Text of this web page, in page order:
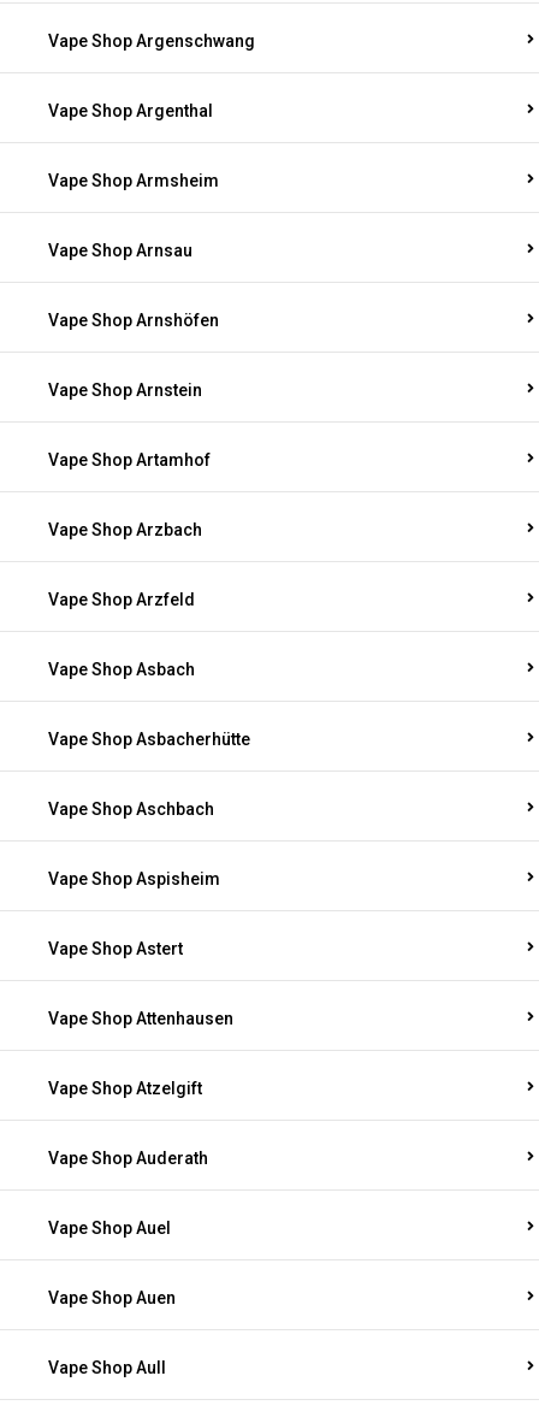
Vape Shop Argenschwang
Vape Shop Argenthal
Vape Shop Armsheim
Vape Shop Arnsau
Vape Shop Arnshöfen
Vape Shop Arnstein
Vape Shop Artamhof
Vape Shop Arzbach
Vape Shop Arzfeld
Vape Shop Asbach
Vape Shop Asbacherhütte
Vape Shop Aschbach
Vape Shop Aspisheim
Vape Shop Astert
Vape Shop Attenhausen
Vape Shop Atzelgift
Vape Shop Auderath
Vape Shop Auel
Vape Shop Auen
Vape Shop Aull